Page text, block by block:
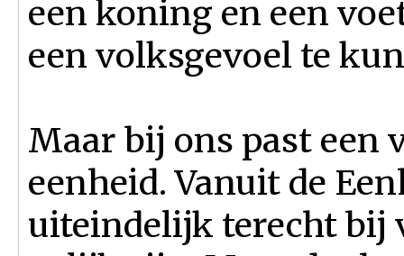
een koning en een
een volksgevoel te
Maar bij ons past een
eenheid. Vanuit de
uiteindelijk terecht bij